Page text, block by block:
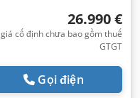
26.990 €
giá cố định chưa bao gồm thuế
GTGT
Gọi điện